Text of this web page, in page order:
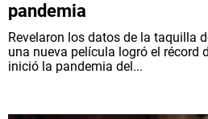
pandemia
Revelaron los datos de la taquilla
una nueva película logró el récord
inició la pandemia del...